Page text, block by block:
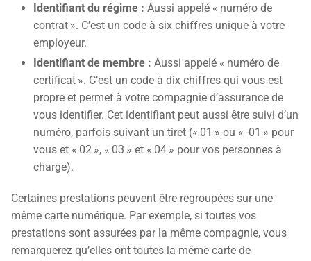
Identifiant du régime : Aussi appelé « numéro de
contrat ». C’est un code à six chiffres unique à votre
employeur.
Identifiant de membre : Aussi appelé « numéro de
certificat ». C’est un code à dix chiffres qui vous est
propre et permet à votre compagnie d’assurance de
vous identifier. Cet identifiant peut aussi être suivi d’un
numéro, parfois suivant un tiret (« 01 » ou « -01 » pour
vous et « 02 », « 03 » et « 04 » pour vos personnes à
charge).
Certaines prestations peuvent être regroupées sur une
même carte numérique. Par exemple, si toutes vos
prestations sont assurées par la même compagnie, vous
remarquerez qu’elles ont toutes la même carte de